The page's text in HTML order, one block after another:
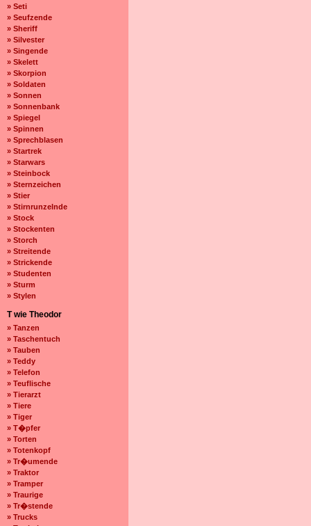
» Seti
» Seufzende
» Sheriff
» Silvester
» Singende
» Skelett
» Skorpion
» Soldaten
» Sonnen
» Sonnenbank
» Spiegel
» Spinnen
» Sprechblasen
» Startrek
» Starwars
» Steinbock
» Sternzeichen
» Stier
» Stirnrunzelnde
» Stock
» Stockenten
» Storch
» Streitende
» Strickende
» Studenten
» Sturm
» Stylen
T wie Theodor
» Tanzen
» Taschentuch
» Tauben
» Teddy
» Telefon
» Teuflische
» Tierarzt
» Tiere
» Tiger
» T�pfer
» Torten
» Totenkopf
» Tr�umende
» Traktor
» Tramper
» Traurige
» Tr�stende
» Trucks